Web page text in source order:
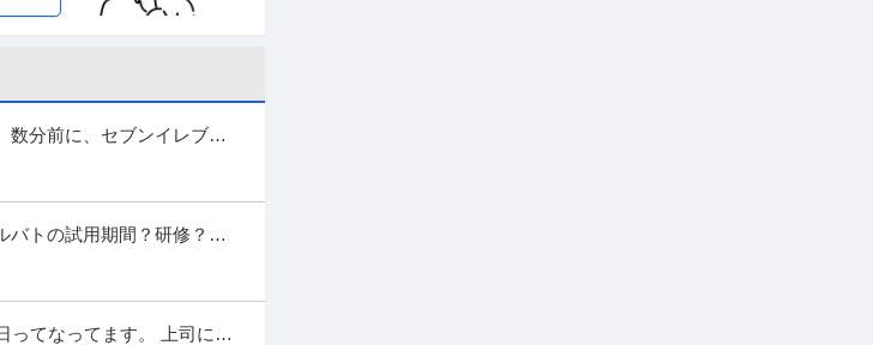
た商品が身近な店舗に並ぶ
ップの業務基盤／自ら携わった商
※小売トップの…続きを見る
提供：doda
学習／データ利活用による
数分前に、セブンイレブン
のですが、...
バトの試用期間？研修？が
類を貰ったりし...
ってなってます。 上司に聞